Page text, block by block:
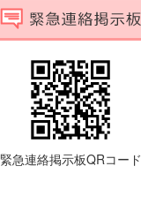
緊急連絡掲示板QRコード